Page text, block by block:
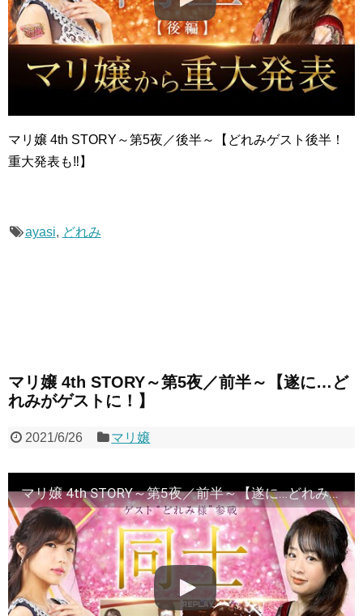
マリ嬢 4th STORY～第5夜／後半～【どれみゲスト後半！
重大発表も‼】
ayasi, どれみ
マリ嬢 4th STORY～第5夜／前半～【遂に…ど
れみがゲストに！】
2021/6/26 マリ嬢
マリ嬢 4th STORY～第5夜／前半～【遂に…どれみがゲストに！】